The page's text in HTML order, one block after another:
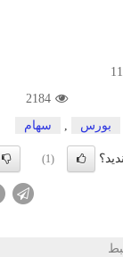
2184
بورس , سهام
(1)